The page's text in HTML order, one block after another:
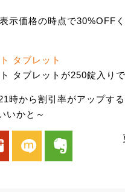
示価格の時点で30%OFF
タブレット
タブレットが250錠入り
時から割引率がアップす
いかと～
mixi evernote